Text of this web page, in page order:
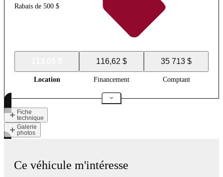
Rabais de 500 $
116,62 $ 35 713 $
Location Financement Comptant
Fiche
technique
Galerie
photos
Ce véhicule m'intéresse